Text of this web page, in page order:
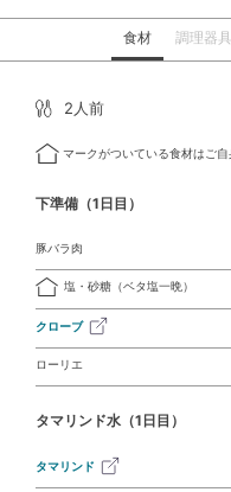
食材 調理器具
2人前
マークがついている食材はご
下準備（1日目）
豚バラ肉
塩・砂糖（ベタ塩一晩）
クローブ
ローリエ
タマリンド水（1日目）
タマリンド